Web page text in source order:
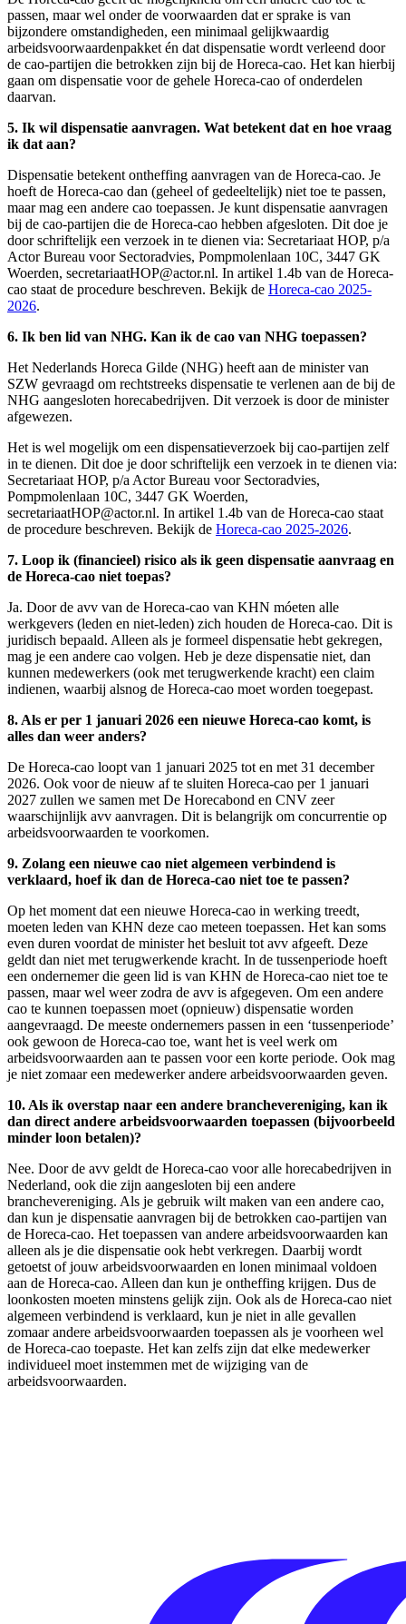
passen, maar wel onder de voorwaarden dat er sprake is van
bijzondere omstandigheden, een minimaal gelijkwaardig
arbeidsvoorwaardenpakket én dat dispensatie wordt verleend door
de cao-partijen die betrokken zijn bij de Horeca-cao. Het kan hierbij
gaan om dispensatie voor de gehele Horeca-cao of onderdelen
daarvan.
5. Ik wil dispensatie aanvragen. Wat betekent dat en hoe vraag
ik dat aan?
Dispensatie betekent ontheffing aanvragen van de Horeca-cao. Je
hoeft de Horeca-cao dan (geheel of gedeeltelijk) niet toe te passen,
maar mag een andere cao toepassen. Je kunt dispensatie aanvragen
bij de cao-partijen die de Horeca-cao hebben afgesloten. Dit doe je
door schriftelijk een verzoek in te dienen via: Secretariaat HOP, p/a
Actor Bureau voor Sectoradvies, Pompmolenlaan 10C, 3447 GK
Woerden, secretariaatHOP@actor.nl. In artikel 1.4b van de Horeca-
cao staat de procedure beschreven. Bekijk de Horeca-cao 2025-
2026.
6. Ik ben lid van NHG. Kan ik de cao van NHG toepassen?
Het Nederlands Horeca Gilde (NHG) heeft aan de minister van
SZW gevraagd om rechtstreeks dispensatie te verlenen aan de bij de
NHG aangesloten horecabedrijven. Dit verzoek is door de minister
afgewezen.
Het is wel mogelijk om een dispensatieverzoek bij cao-partijen zelf
in te dienen. Dit doe je door schriftelijk een verzoek in te dienen via:
Secretariaat HOP, p/a Actor Bureau voor Sectoradvies,
Pompmolenlaan 10C, 3447 GK Woerden,
secretariaatHOP@actor.nl. In artikel 1.4b van de Horeca-cao staat
de procedure beschreven. Bekijk de Horeca-cao 2025-2026.
7. Loop ik (financieel) risico als ik geen dispensatie aanvraag en
de Horeca-cao niet toepas?
Ja. Door de avv van de Horeca-cao van KHN móeten alle
werkgevers (leden en niet-leden) zich houden de Horeca-cao. Dit is
juridisch bepaald. Alleen als je formeel dispensatie hebt gekregen,
mag je een andere cao volgen. Heb je deze dispensatie niet, dan
kunnen medewerkers (ook met terugwerkende kracht) een claim
indienen, waarbij alsnog de Horeca-cao moet worden toegepast.
8. Als er per 1 januari 2026 een nieuwe Horeca-cao komt, is
alles dan weer anders?
De Horeca-cao loopt van 1 januari 2025 tot en met 31 december
2026. Ook voor de nieuw af te sluiten Horeca-cao per 1 januari
2027 zullen we samen met De Horecabond en CNV zeer
waarschijnlijk avv aanvragen. Dit is belangrijk om concurrentie op
arbeidsvoorwaarden te voorkomen.
9. Zolang een nieuwe cao niet algemeen verbindend is
verklaard, hoef ik dan de Horeca-cao niet toe te passen?
Op het moment dat een nieuwe Horeca-cao in werking treedt,
moeten leden van KHN deze cao meteen toepassen. Het kan soms
even duren voordat de minister het besluit tot avv afgeeft. Deze
geldt dan niet met terugwerkende kracht. In de tussenperiode hoeft
een ondernemer die geen lid is van KHN de Horeca-cao niet toe te
passen, maar wel weer zodra de avv is afgegeven. Om een andere
cao te kunnen toepassen moet (opnieuw) dispensatie worden
aangevraagd. De meeste ondernemers passen in een ‘tussenperiode’
ook gewoon de Horeca-cao toe, want het is veel werk om
arbeidsvoorwaarden aan te passen voor een korte periode. Ook mag
je niet zomaar een medewerker andere arbeidsvoorwaarden geven.
10. Als ik overstap naar een andere branchevereniging, kan ik
dan direct andere arbeidsvoorwaarden toepassen (bijvoorbeeld
minder loon betalen)?
Nee. Door de avv geldt de Horeca-cao voor alle horecabedrijven in
Nederland, ook die zijn aangesloten bij een andere
branchevereniging. Als je gebruik wilt maken van een andere cao,
dan kun je dispensatie aanvragen bij de betrokken cao-partijen van
de Horeca-cao. Het toepassen van andere arbeidsvoorwaarden kan
alleen als je die dispensatie ook hebt verkregen. Daarbij wordt
getoetst of jouw arbeidsvoorwaarden en lonen minimaal voldoen
aan de Horeca-cao. Alleen dan kun je ontheffing krijgen. Dus de
loonkosten moeten minstens gelijk zijn. Ook als de Horeca-cao niet
algemeen verbindend is verklaard, kun je niet in alle gevallen
zomaar andere arbeidsvoorwaarden toepassen als je voorheen wel
de Horeca-cao toepaste. Het kan zelfs zijn dat elke medewerker
individueel moet instemmen met de wijziging van de
arbeidsvoorwaarden.